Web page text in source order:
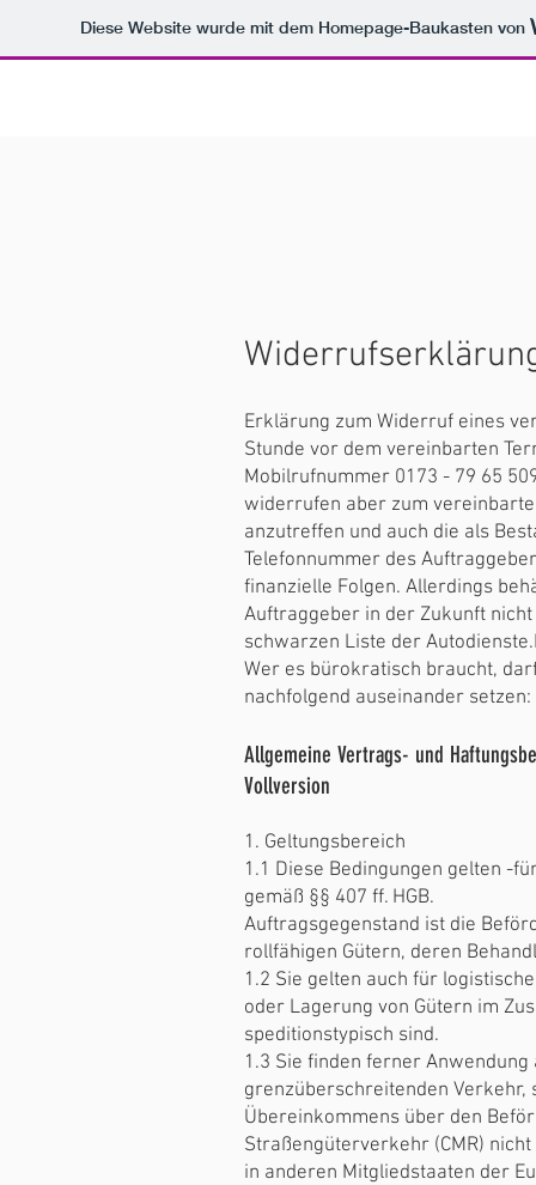
Diese Website wurde mit dem Homepage-Baukasten von
Erklärung zum Widerruf eines
Stunde vor dem vereinbarten
Mobilrufnummer 0173 - 79 65
widerrufen aber zum
anzutreffen und auch die als
Telefonnummer des
finanzielle Folgen. Allerdings
Auftraggeber in der Zukunft
schwarzen Liste der
Wer es bürokratisch braucht,
nachfolgend auseinander setzen:
Allgemeine Vertrags- und
Vollversion
1. Geltungsbereich
1.1 Diese Bedingungen gelten -
gemäß §§ 407 ff. HGB.
Auftragsgegenstand ist die
rollfähigen Gütern, deren
1.2 Sie gelten auch für
oder Lagerung von Gütern im
speditionstypisch sind.
1.3 Sie finden ferner
grenzüberschreitenden Verkehr,
Übereinkommens über den
Straßengüterverkehr (CMR)
in anderen Mitgliedstaaten der